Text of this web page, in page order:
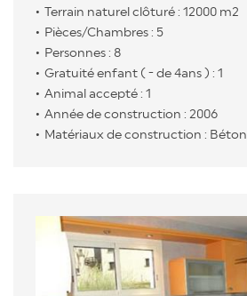
Terrain naturel clôturé : 12000 m2
Pièces/Chambres : 5
Personnes : 8
Gratuité enfant ( - de 4ans ) : 1
Animal accepté : 1
Année de construction : 2006
Matériaux de construction : Béton